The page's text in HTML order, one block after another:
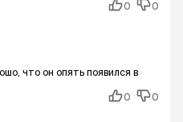
0
0
что он опять появился в
0
0